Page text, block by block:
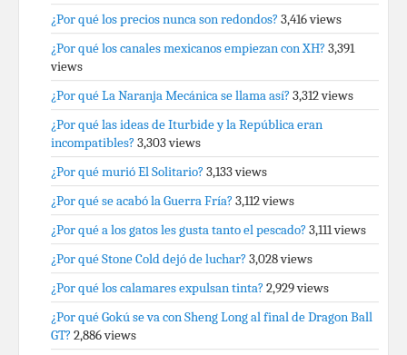
¿Por qué los precios nunca son redondos? 3,416 views
¿Por qué los canales mexicanos empiezan con XH? 3,391
views
¿Por qué La Naranja Mecánica se llama así? 3,312 views
¿Por qué las ideas de Iturbide y la República eran
incompatibles? 3,303 views
¿Por qué murió El Solitario? 3,133 views
¿Por qué se acabó la Guerra Fría? 3,112 views
¿Por qué a los gatos les gusta tanto el pescado? 3,111 views
¿Por qué Stone Cold dejó de luchar? 3,028 views
¿Por qué los calamares expulsan tinta? 2,929 views
¿Por qué Gokú se va con Sheng Long al final de Dragon Ball
GT? 2,886 views